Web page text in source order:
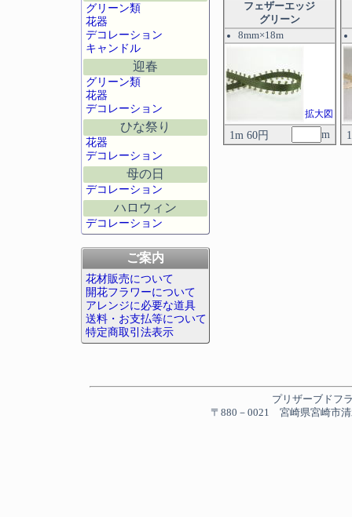
フェザーエッジ
グリーン
8mm×18m
拡大図
1m 60円 m
グリーン類
花器
デコレーション
キャンドル
迎春
グリーン類
花器
デコレーション
ひな祭り
花器
デコレーション
母の日
デコレーション
ハロウィン
デコレーション
ご案内
花材販売について
開花フラワーについて
アレンジに必要な道具
送料・お支払等について
特定商取引法表示
プリザーブドフ
〒880－0021 宮崎県宮崎市